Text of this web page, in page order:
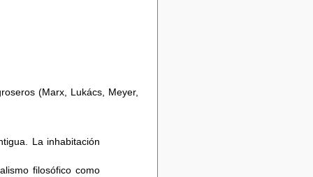
(Marx, Lukács, Meyer,
La inhabitación
filosófico como